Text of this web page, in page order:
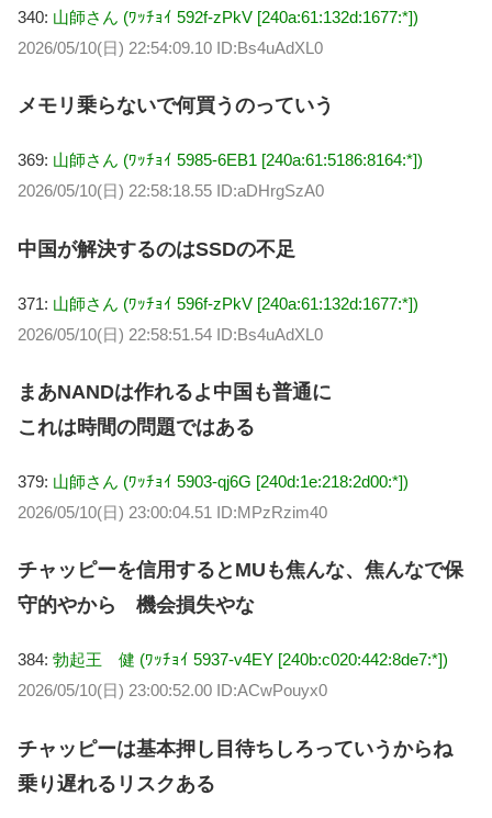
340: 山師さん (ﾜｯﾁｮｲ 592f-zPkV [240a:61:132d:1677:*])
2026/05/10(日) 22:54:09.10 ID:Bs4uAdXL0
メモリ乗らないで何買うのっていう
369: 山師さん (ﾜｯﾁｮｲ 5985-6EB1 [240a:61:5186:8164:*])
2026/05/10(日) 22:58:18.55 ID:aDHrgSzA0
中国が解決するのはSSDの不足
371: 山師さん (ﾜｯﾁｮｲ 596f-zPkV [240a:61:132d:1677:*])
2026/05/10(日) 22:58:51.54 ID:Bs4uAdXL0
まあNANDは作れるよ中国も普通に
これは時間の問題ではある
379: 山師さん (ﾜｯﾁｮｲ 5903-qj6G [240d:1e:218:2d00:*])
2026/05/10(日) 23:00:04.51 ID:MPzRzim40
チャッピーを信用するとMUも焦んな、焦んなで保
守的やから 機会損失やな
384: 勃起王 健 (ﾜｯﾁｮｲ 5937-v4EY [240b:c020:442:8de7:*])
2026/05/10(日) 23:00:52.00 ID:ACwPouyx0
チャッピーは基本押し目待ちしろっていうからね
乗り遅れるリスクある